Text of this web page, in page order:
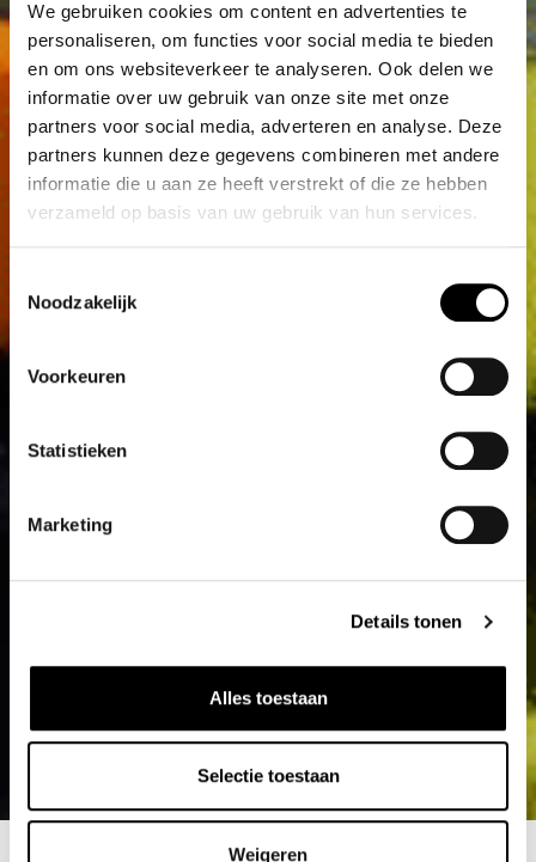
We gebruiken cookies om content en advertenties te
personaliseren, om functies voor social media te bieden
en om ons websiteverkeer te analyseren. Ook delen we
informatie over uw gebruik van onze site met onze
partners voor social media, adverteren en analyse. Deze
partners kunnen deze gegevens combineren met andere
informatie die u aan ze heeft verstrekt of die ze hebben
verzameld op basis van uw gebruik van hun services.
Noodzakelijk
Voorkeuren
Statistieken
Marketing
Details tonen
Alles toestaan
Selectie toestaan
Weigeren